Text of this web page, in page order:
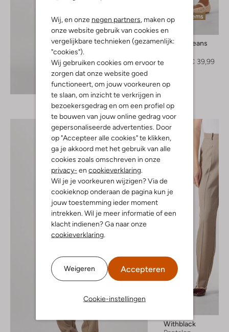
Wij, en onze negen partners , maken op
onze website gebruik van cookies en
vergelijkbare technieken (gezamenlijk:
"cookies").
Wij gebruiken cookies om ervoor te
zorgen dat onze website goed
functioneert, om jouw voorkeuren op
te slaan, om inzicht te verkrijgen in
bezoekersgedrag en om een profiel op
te bouwen van jouw online gedrag voor
gepersonaliseerde advertenties. Door
op "Accepteer alle cookies" te klikken,
ga je akkoord met het gebruik van alle
cookies zoals omschreven in onze
privacy- en cookieverklaring
Wil je je voorkeuren wijzigen? Via de
cookieknop onderaan de pagina kun je
jouw toestemming ieder moment
intrekken. Wil je meer informatie of een
klacht indienen? Ga naar onze
cookieverklaring
Weigeren Accepteren
Cookie-instellingen
Ontdek de look
Laatste items
-60%
Abrand Jeans
€ 99,99
€ 39,99
Withblack